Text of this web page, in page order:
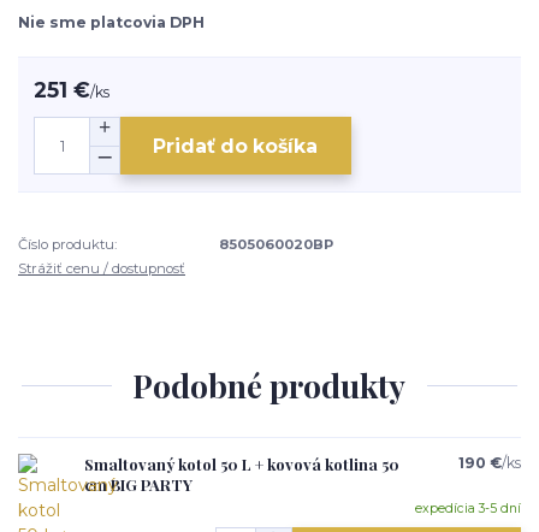
Nie sme platcovia DPH
251 €/ks
Pridať do košíka
Číslo produktu:
8505060020BP
Strážiť cenu / dostupnosť
Podobné produkty
Smaltovaný kotol 50 L + kovová kotlina 50
cm BIG PARTY
190 €/ks
expedícia 3-5 dní